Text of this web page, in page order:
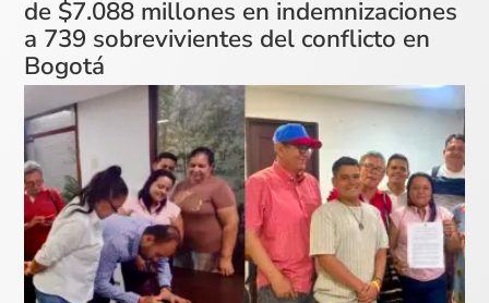
de $7.088 millones en indemnizaciones
a 739 sobrevivientes del conflicto en
Bogotá